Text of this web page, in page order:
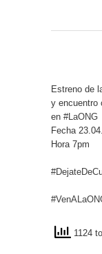
Estreno de
y encuentro
en ‪#‎LaONG‬
Fecha
Hora 7pm
1124